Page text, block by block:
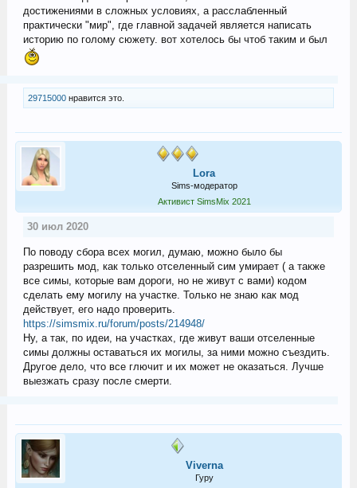
достижениями в сложных условиях, а расслабленный
практически "мир", где главной задачей является написать
историю по голому сюжету. вот хотелось бы чтоб таким и был
29715000нравится это.
Lora
Sims-модератор
Активист SimsMix 2021
30 июл 2020
По поводу сбора всех могил, думаю, можно было бы
разрешить мод, как только отселенный сим умирает ( а также
все симы, которые вам дороги, но не живут с вами) кодом
сделать ему могилу на участке. Только не знаю как мод
действует, его надо проверить.
https://simsmix.ru/forum/posts/214948/
Ну, а так, по идеи, на участках, где живут ваши отселенные
симы должны оставаться их могилы, за ними можно съездить.
Другое дело, что все глючит и их может не оказаться. Лучше
выезжать сразу после смерти.
Viverna
Гуру